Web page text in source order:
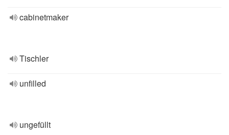
cabinetmaker
Tischler
unfilled
ungefüllt